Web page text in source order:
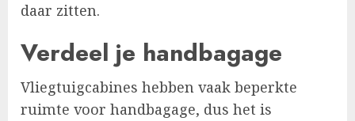
daar zitten.
Verdeel je handbagage
Vliegtuigcabines hebben vaak beperkte
ruimte voor handbagage, dus het is